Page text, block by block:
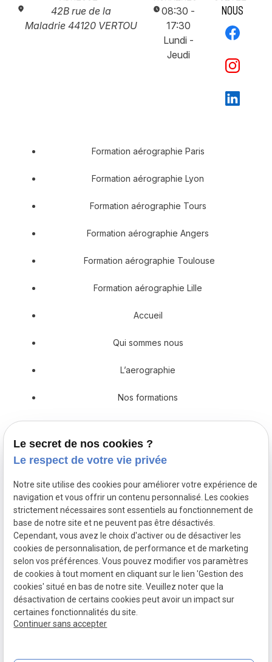
42B rue de la
Maladrie44120 VERTOU
08:30 -
17:30
Lundi -
Jeudi
nous
Formation aérographie Paris
Formation aérographie Lyon
Formation aérographie Tours
Formation aérographie Angers
Formation aérographie Toulouse
Formation aérographie Lille
Accueil
Qui sommes nous
L’aerographie
Nos formations
Prestations en décoration
Actualités
Devis
Mentions
légales
Politique de
confidentialité
Gestion
des
cookies
Plan du
site
Siret :79210929000017
Le secret de nos cookies ?
Le respect de votre vie privée
Notre site utilise des cookies pour améliorer votre expérience de
navigation et vous offrir un contenu personnalisé. Les cookies
strictement nécessaires sont essentiels au fonctionnement de
base de notre site et ne peuvent pas être désactivés.
Cependant, vous avez le choix d'activer ou de désactiver les
cookies de personnalisation, de performance et de marketing
selon vos préférences. Vous pouvez modifier vos paramètres
de cookies à tout moment en cliquant sur le lien 'Gestion des
cookies' situé en bas de notre site. Veuillez noter que la
désactivation de certains cookies peut avoir un impact sur
certaines fonctionnalités du site.
Continuer sans accepter